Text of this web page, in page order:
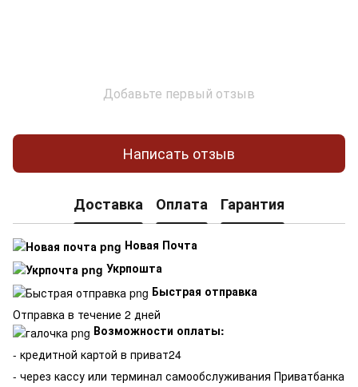
Добавьте первый отзыв
Написать отзыв
Доставка Оплата Гарантия
Новая Почта
Укрпошта
Быстрая отправка
Отправка в течение 2 дней
Возможности оплаты:
- кредитной картой в приват24
- через кассу или терминал самообслуживания Приватбанка